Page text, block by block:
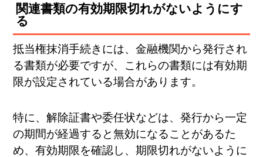
関連書類の有効期限切れがないようにす
る
抵当権抹消手続きには、金融機関から発行され
る書類が必要ですが、これらの書類には有効期
限が設定されている場合があります。
特に、解除証書や委任状などは、発行から一定
の期間が経過すると無効になることがあるた
め、有効期限を確認し、期限切れがないように